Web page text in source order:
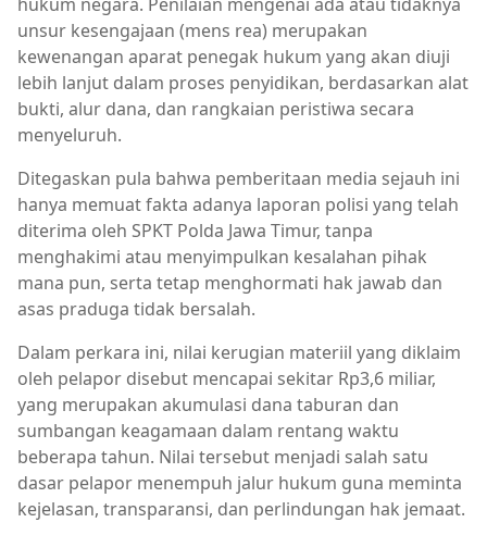
unsur kesengajaan (mens rea) merupakan
kewenangan aparat penegak hukum yang akan diuji
lebih lanjut dalam proses penyidikan, berdasarkan alat
bukti, alur dana, dan rangkaian peristiwa secara
menyeluruh.
Ditegaskan pula bahwa pemberitaan media sejauh ini
hanya memuat fakta adanya laporan polisi yang telah
diterima oleh SPKT Polda Jawa Timur, tanpa
menghakimi atau menyimpulkan kesalahan pihak
mana pun, serta tetap menghormati hak jawab dan
asas praduga tidak bersalah.
Dalam perkara ini, nilai kerugian materiil yang diklaim
oleh pelapor disebut mencapai sekitar Rp3,6 miliar,
yang merupakan akumulasi dana taburan dan
sumbangan keagamaan dalam rentang waktu
beberapa tahun. Nilai tersebut menjadi salah satu
dasar pelapor menempuh jalur hukum guna meminta
kejelasan, transparansi, dan perlindungan hak jemaat.